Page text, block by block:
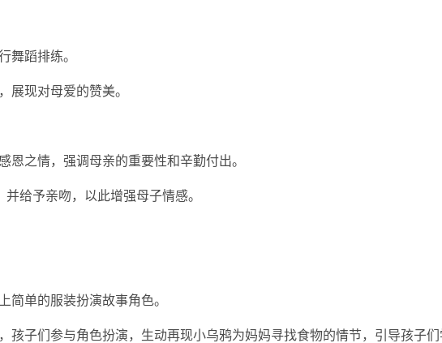
舞蹈排练。
展现对母爱的赞美。
恩之情，强调母亲的重要性和辛勤付出。
给予亲吻，以此增强母子情感。
简单的服装扮演故事角色。
孩子们参与角色扮演，生动再现小乌鸦为妈妈寻找食物的情节，引导孩子